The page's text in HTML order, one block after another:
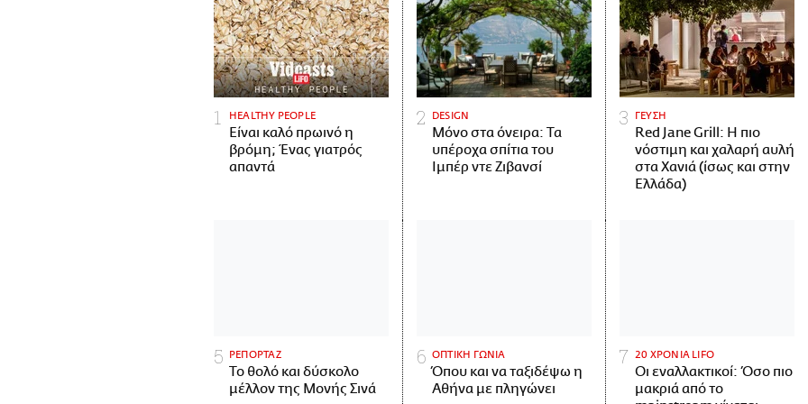
HEALTHY PEOPLE
Είναι καλό πρωινό η
βρόμη; Ένας γιατρός
απαντά
DESIGN
Μόνο στα όνειρα: Τα
υπέροχα σπίτια του
Ιμπέρ ντε Ζιβανσί
ΓΕΥΣΗ
Red Jane Grill: Η πιο
νόστιμη και χαλαρή αυλή
στα Χανιά (ίσως και στην
Ελλάδα)
ΡΕΠΟΡΤΑΖ
Το θολό και δύσκολο
μέλλον της Μονής Σινά
ΟΠΤΙΚΗ ΓΩΝΙΑ
Όπου και να ταξιδέψω η
Αθήνα με πληγώνει
20 ΧΡΟΝΙΑ LIFO
Οι εναλλακτικοί: Όσο πιο
μακριά από το